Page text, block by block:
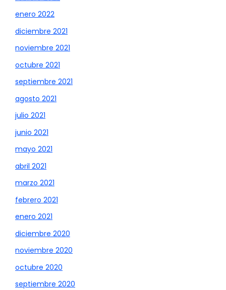
enero 2022
diciembre 2021
noviembre 2021
octubre 2021
septiembre 2021
agosto 2021
julio 2021
junio 2021
mayo 2021
abril 2021
marzo 2021
febrero 2021
enero 2021
diciembre 2020
noviembre 2020
octubre 2020
septiembre 2020